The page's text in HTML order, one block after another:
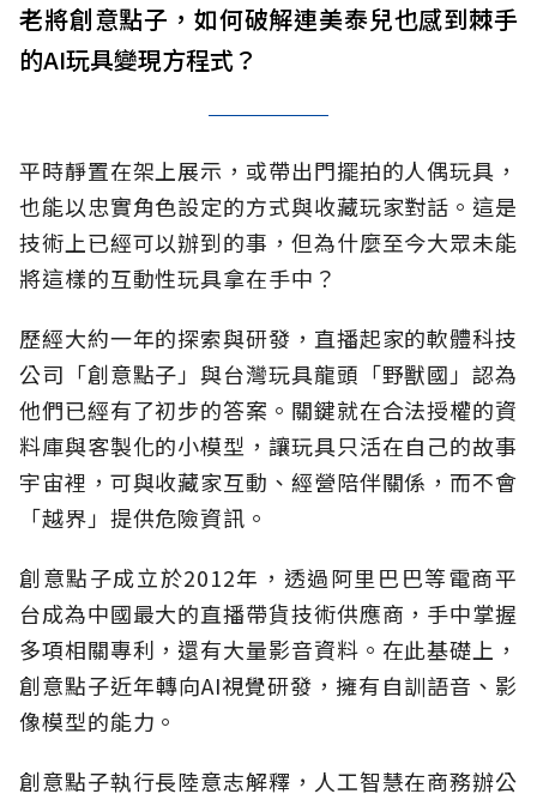
老將創意點子，如何破解連美泰兒也感到棘手
的AI玩具變現方程式？
平時靜置在架上展示，或帶出門擺拍的人偶玩具，
也能以忠實角色設定的方式與收藏玩家對話。這是
技術上已經可以辦到的事，但為什麼至今大眾未能
將這樣的互動性玩具拿在手中？
歷經大約一年的探索與研發，直播起家的軟體科技
公司「創意點子」與台灣玩具龍頭「野獸國」認為
他們已經有了初步的答案。關鍵就在合法授權的資
料庫與客製化的小模型，讓玩具只活在自己的故事
宇宙裡，可與收藏家互動、經營陪伴關係，而不會
「越界」提供危險資訊。
創意點子成立於2012年，透過阿里巴巴等電商平
台成為中國最大的直播帶貨技術供應商，手中掌握
多項相關專利，還有大量影音資料。在此基礎上，
創意點子近年轉向AI視覺研發，擁有自訓語音、影
像模型的能力。
創意點子執行長陸意志解釋，人工智慧在商務辦公